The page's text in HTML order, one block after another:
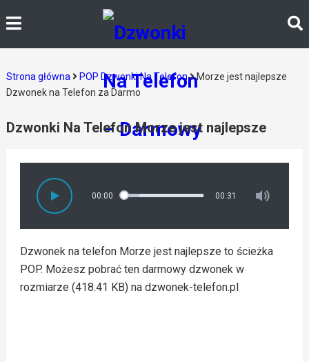
Strona główna POP Dzwonki Na Telefon
Morze jest najlepsze
Dzwonek na Telefon za Darmo
Dzwonki Na Telefon Morze jest najlepsze
00:00 00:31
Dzwonek na telefon Morze jest najlepsze to ścieżka
POP. Możesz pobrać ten darmowy dzwonek w
rozmiarze (418.41 KB) na dzwonek-telefon.pl